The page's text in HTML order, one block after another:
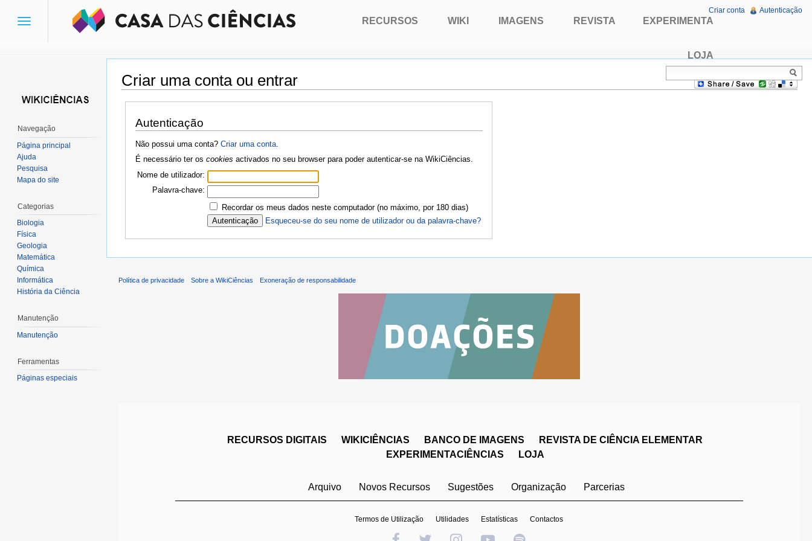
Criar uma conta ou entrar
Ir para:navegação,pesquisa
Autenticação
Não possui uma conta? Criar uma conta.
É necessário ter os cookies activados no seu browser para poder autenticar-se na WikiCiências.
Nome de utilizador:
Palavra-chave:
Recordar os meus dados neste computador (no máximo, por 180 dias)
Esqueceu-se do seu nome de utilizador ou da palavra-chave?
Toggle
RECURSOS WIKI IMAGENS REVISTA EXPERIMENTA
LOJA
Criar conta Autenticação
Navegação
Página principal
Ajuda
Pesquisa
Mapa do site
Categorias
Biologia
Física
Geologia
Matemática
Química
Informática
História da Ciência
Manutenção
Manutenção
Ferramentas
Páginas especiais
Política de privacidade Sobre a WikiCiências Exoneração de responsabilidade
RECURSOS DIGITAIS WIKICIÊNCIAS BANCO DE IMAGENS
REVISTA DE CIÊNCIA ELEMENTAR
EXPERIMENTACIÊNCIAS
LOJA
Arquivo Novos Recursos Sugestões Organização Parcerias
Termos de Utilização Utilidades Estatísticas Contactos